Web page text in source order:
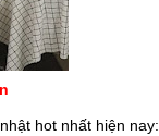
hot nhất hiện nay: